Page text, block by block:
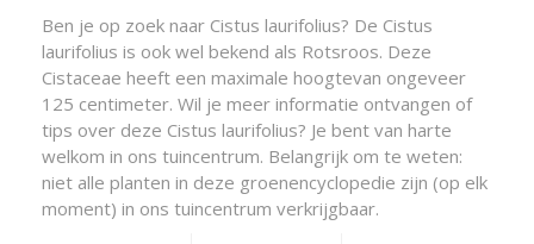
Ben je op zoek naar Cistus laurifolius? De Cistus
laurifolius is ook wel bekend als Rotsroos. Deze
Cistaceae heeft een maximale hoogtevan ongeveer
125 centimeter. Wil je meer informatie ontvangen of
tips over deze Cistus laurifolius? Je bent van harte
welkom in ons tuincentrum. Belangrijk om te weten:
niet alle planten in deze groenencyclopedie zijn (op elk
moment) in ons tuincentrum verkrijgbaar.